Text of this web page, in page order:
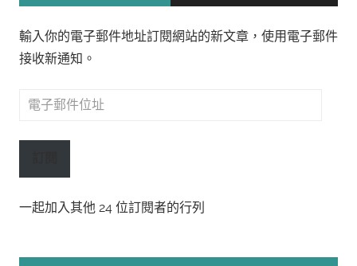
輸入你的電子郵件地址訂閱網站的新文章，使用電子郵件
接收新通知。
電
郵
址
一起加入其他 24 位訂閱者的行列